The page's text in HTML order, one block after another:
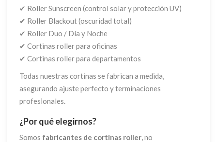
✔ Roller Sunscreen (control solar y protección UV)
✔ Roller Blackout (oscuridad total)
✔ Roller Duo / Día y Noche
✔ Cortinas roller para oficinas
✔ Cortinas roller para departamentos
Todas nuestras cortinas se fabrican a medida,
asegurando ajuste perfecto y terminaciones
profesionales.
¿Por qué elegirnos?
Somos fabricantes de cortinas roller, no